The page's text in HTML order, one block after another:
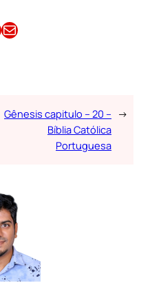
Email this Article
Gênesis capitulo – 20 –
Bíblia Católica
Portuguesa
→